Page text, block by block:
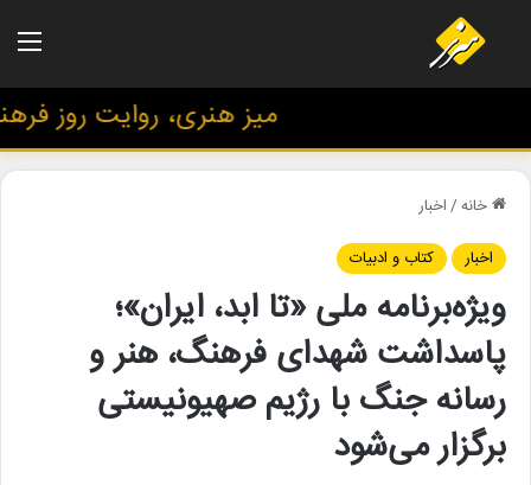
میز هنری، روایت روز
خانه/اخبار
اخبار
کتاب و ادبیات
ویژه‌برنامه ملی «تا ابد، ایران»؛
پاسداشت شهدای فرهنگ، هنر و
رسانه جنگ با رژیم صهیونیستی
برگزار می‌شود